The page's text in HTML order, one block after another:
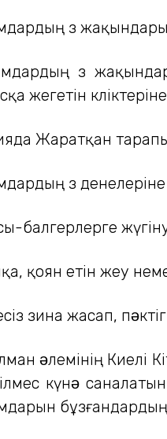
өз
өз
жегетін
Жаратқан
өз
балгерлерге
қоян етін жеу
зина жасап,
əлемінің Киелі
күнə
бұзғандардың